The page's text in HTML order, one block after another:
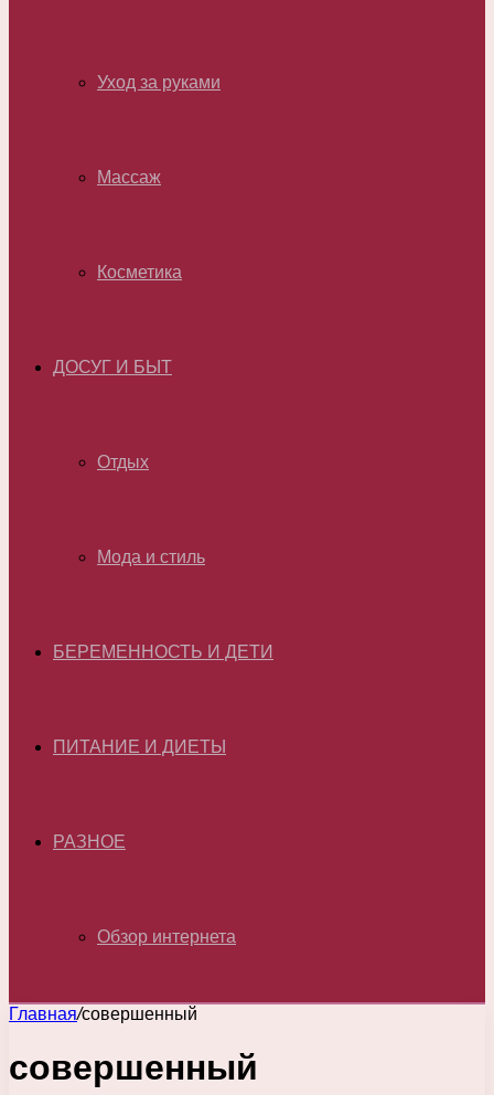
Уход за руками
Массаж
Косметика
ДОСУГ И БЫТ
Отдых
Мода и стиль
БЕРЕМЕННОСТЬ И ДЕТИ
ПИТАНИЕ И ДИЕТЫ
РАЗНОЕ
Обзор интернета
Главная/совершенный
совершенный